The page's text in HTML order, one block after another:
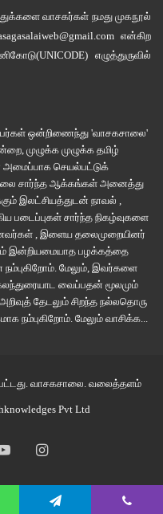
வாசகர்கள் நமது முகநூல்
என்கிற
எழுத்துருவில்
ஒன்றிணைந்து 'வாசகசாலை'
முழுக்க முழுக்க தமிழ்
அமைப்பாக செயல்பட்டுக்
கலை சார்ந்த ஆக்கங்கள் அனைத்து
இலட்சியத்துடன் நாவல் ,
படைப்புகள் சார்ந்த நிகழ்வுகளை
, இளைய தலைமுறையினர்
இன்றியமையாத பழக்கத்தை
மேலும், இவர்களை
வைப்பதன் மூலமும்
தேடலும் சிறந்த நல்லதொரு
நம்புகிறோம். மேலும் வாசிக்க...
வாசகசாலை . வலைத்தளம்
Pvt Ltd
YouTubeInstagram